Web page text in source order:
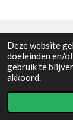
Deze website
doeleinden en/
gebruik te
akkoord.
Algemene
© 2021 - RC en